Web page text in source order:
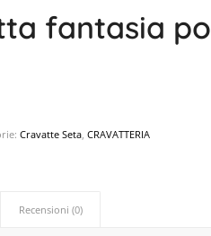
fantasia
Cravatte Seta,CRAVATTERIA
Recensioni (0)